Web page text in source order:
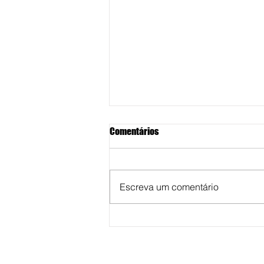
Comentários
Escreva um comentário